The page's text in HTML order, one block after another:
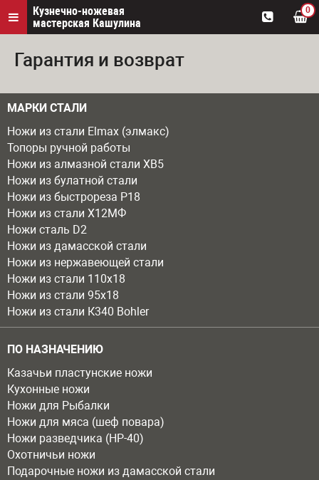
Кузнечно-ножевая
мастерская Кашулина
0
МАРКИ СТАЛИ
Ножи из стали Elmax (элмакс)
Топоры ручной работы
Ножи из алмазной стали ХВ5
Ножи из булатной стали
Ножи из быстрореза Р18
Ножи из стали Х12МФ
Ножи сталь D2
Ножи из дамасской стали
Ножи из нержавеющей стали
Ножи из стали 110х18
Ножи из стали 95х18
Ножи из стали К340 Bohler
ПО НАЗНАЧЕНИЮ
Казачьи пластунские ножи
Кухонные ножи
Ножи для Рыбалки
Ножи для мяса (шеф повара)
Ножи разведчика (НР-40)
Охотничьи ножи
Подарочные ножи из дамасской стали
Гарантия и возврат